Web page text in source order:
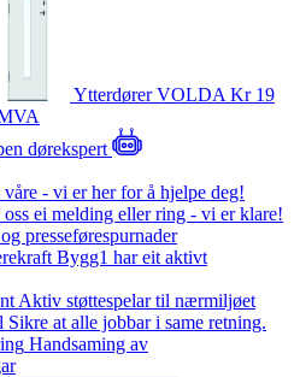
YtterdørerVOLDA Kr 19
dørekspert
- vi er her for å hjelpe deg!
oss ei melding eller ring - vi er klare!
presseførespurnader
Bygg1 har eit aktivt
Aktiv støttespelar til nærmiljøet
Sikre at alle jobbar i same retning.
Handsaming av